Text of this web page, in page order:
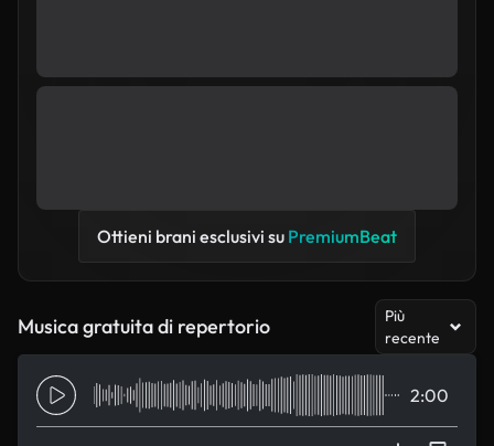
Ottieni brani esclusivi su PremiumBeat
Musica gratuita di repertorio
Più
recente
2:00